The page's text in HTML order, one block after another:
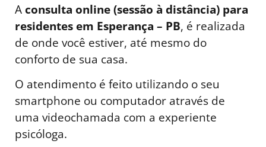
Aconsulta online (sessão à distância) para
residentes em Esperança – PB, é realizada
de onde você estiver, até mesmo do
conforto de sua casa.
O atendimento é feito utilizando o seu
smartphone ou computador através de
uma videochamada com a experiente
psicóloga.